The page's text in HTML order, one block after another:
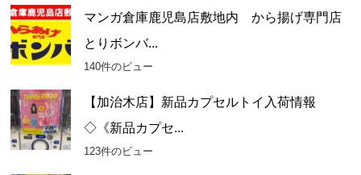
マンガ倉庫鹿児島店敷地内 から揚げ専門店
とりボンバ...
140件のビュー
【加治木店】新品カプセルトイ入荷情報
◇《新品カプセ...
123件のビュー